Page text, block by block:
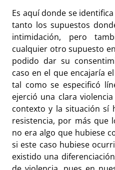
Es aquí donde se
tanto los supuestos
intimidación, pero
cualquier otro supuesto
podido dar su
caso en el que encajaría
tal como se especificó
ejerció una clara
contexto y la situación sí
resistencia, por más que
no era algo que hubiese
si este caso hubiese
existido una